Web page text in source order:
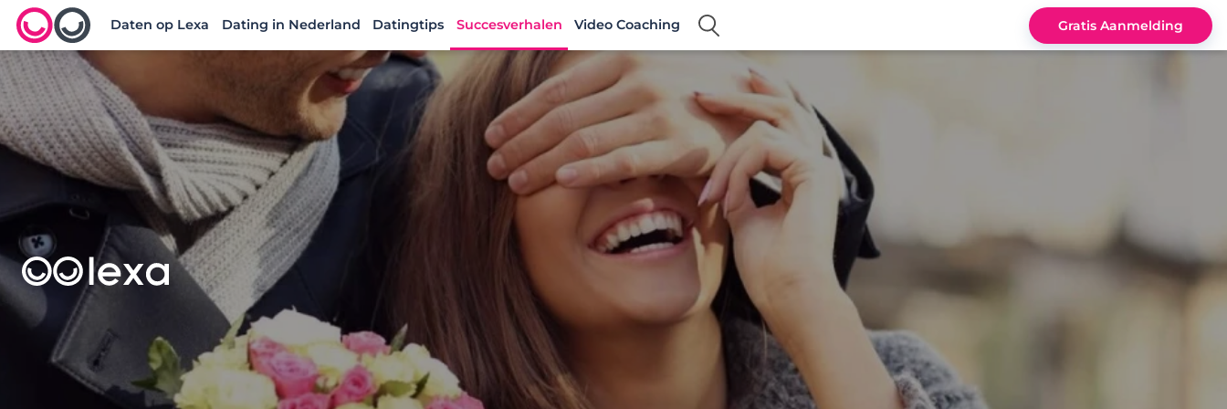
Lexa logo
Daten op Lexa Dating in Nederland Datingtips Succesverhalen Video Coaching Gratis Aanmelding